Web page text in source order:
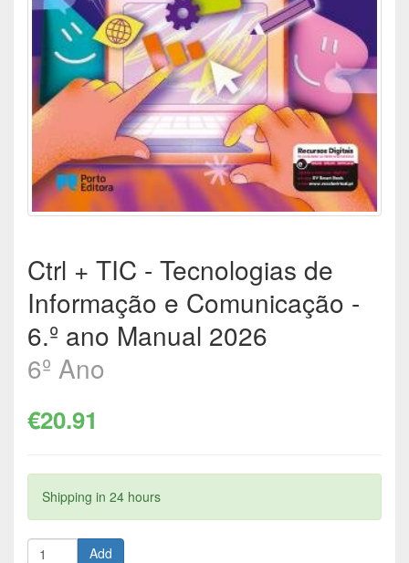
Ctrl + TIC - Tecnologias de
Informação e Comunicação -
6.º ano Manual 2026
6º Ano
€20.91
Shipping in 24 hours
Add